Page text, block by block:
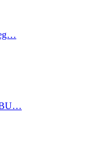
BU…